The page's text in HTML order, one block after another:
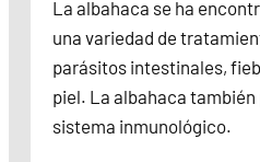
La albahaca se ha
una variedad de
parásitos intestinales,
piel. La albahaca
sistema inmunológico.